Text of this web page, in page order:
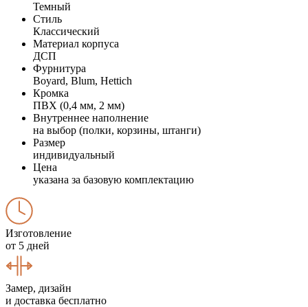
Темный
Стиль
Классический
Материал корпуса
ДСП
Фурнитура
Boyard, Blum, Hettich
Кромка
ПВХ (0,4 мм, 2 мм)
Внутреннее наполнение
на выбор (полки, корзины, штанги)
Размер
индивидуальный
Цена
указана за базовую комплектацию
Изготовление
от 5 дней
Замер, дизайн
и доставка бесплатно